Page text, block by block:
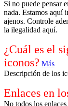
Si no puede pensar
nada. Estamos aquí
ajenos. Controle
la ilegalidad aquí.
¿Cuál es el
iconos? Más
Descripción de los
Enlaces en
No todos los